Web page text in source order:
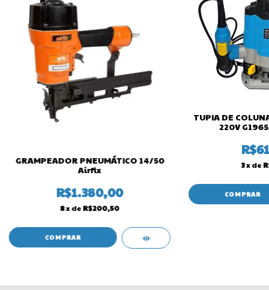
GRAMPEADOR PNEUMÁTICO 14/50
Airfix
R$1.380,00
8x deR$200,50
TUPIA DE
220V
3x de